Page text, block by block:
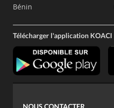
Bénin
Télécharger l'application KOACI